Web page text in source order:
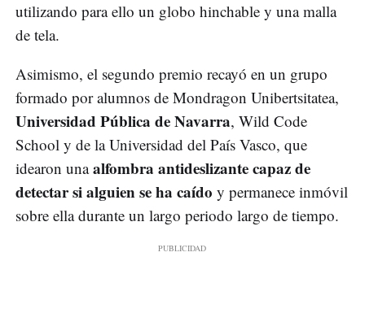
utilizando para ello un globo hinchable y una malla
de tela.
Asimismo, el segundo premio recayó en un grupo
formado por alumnos de Mondragon Unibertsitatea,
Universidad Pública de Navarra, Wild Code
School y de la Universidad del País Vasco, que
idearon unaalfombra antideslizante capaz de
detectar si alguien se ha caído y permanece inmóvil
sobre ella durante un largo periodo largo de tiempo.